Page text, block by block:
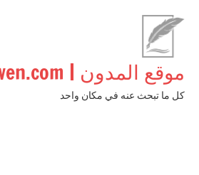
المحتوى
موقع المدون | almudwen.com
كل ما تبحث عنه في مكان واحد